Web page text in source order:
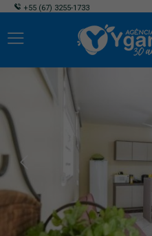
+55 (67) 3255-1733